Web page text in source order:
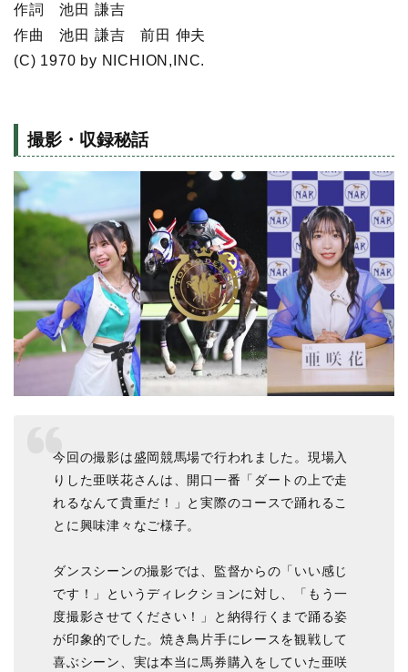
作詞 池田 謙吉
作曲 池田 謙吉 前田 伸夫
(C) 1970 by NICHION,INC.
撮影・収録秘話
今回の撮影は盛岡競馬場で行われました。現場入
りした亜咲花さんは、開口一番「ダートの上で走
れるなんて貴重だ！」と実際のコースで踊れるこ
とに興味津々なご様子。
ダンスシーンの撮影では、監督からの「いい感じ
です！」というディレクションに対し、「もう一
度撮影させてください！」と納得行くまで踊る姿
が印象的でした。焼き鳥片手にレースを観戦して
喜ぶシーン、実は本当に馬券購入をしていた亜咲